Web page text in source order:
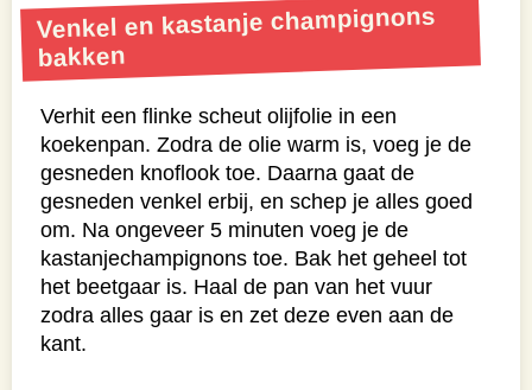
Venkel en kastanje champignons
bakken
Verhit een flinke scheut olijfolie in een
koekenpan. Zodra de olie warm is, voeg je de
gesneden knoflook toe. Daarna gaat de
gesneden venkel erbij, en schep je alles goed
om. Na ongeveer 5 minuten voeg je de
kastanjechampignons toe. Bak het geheel tot
het beetgaar is. Haal de pan van het vuur
zodra alles gaar is en zet deze even aan de
kant.